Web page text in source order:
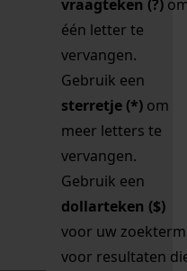
vraagteken (?)
één letter te
vervangen.
Gebruik een
sterretje (*) om
meer letters te
vervangen.
Gebruik een
dollarteken ($)
voor uw zoekterm
voor resultaten